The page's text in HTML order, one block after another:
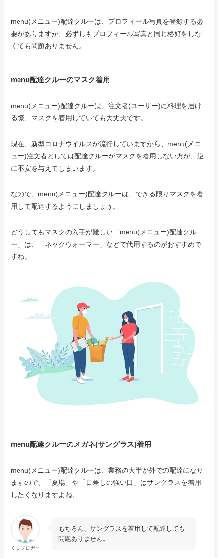
menu(メニュー)配達クルーは、プロフィール写真を登録する必
要がありますが、必ずしもプロフィール写真と同じ格好をしな
くても問題ありません。
menu配達クルーのマスク着用
menu(メニュー)配達クルーは、注文者(ユーザー)に料理を届け
る際、マスクを着用していても大丈夫です。
現在、新型コロナウイルスが流行していますから、menu(メニ
ュー)注文者としては配達クルーがマスクを着用しない方が、逆
に不安を与えてしまいます。
なので、menu(メニュー)配達クルーは、できる限りマスクを着
用して配達するようにしましょう。
どうしてもマスクの入手が難しい「menu(メニュー)配達クル
ー」は、「ネックウォーマー」などで代用するのがおすすめで
すね。
menu配達クルーのメガネ(サングラス)着用
menu(メニュー)配達クルーは、業務の大半が外での配達になり
ますので、「夏場」や「日差しの強い日」はサングラスを着用
したくなりますよね。
くまブロガー
もちろん、サングラスを着用して配達しても
問題ありません。